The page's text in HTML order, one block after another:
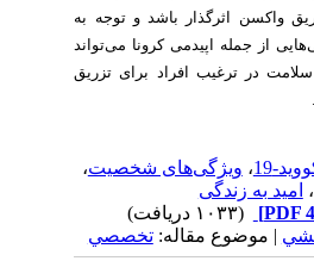
واکسن اثرگذار باشد و توجه به
از جمله اپیدمی کرونا میتواند
در ترغیب افراد برای تزریق
19 ،ویژگی‌های شخصیت،
امید به زندگی
| موضوع مقاله:تخصصي